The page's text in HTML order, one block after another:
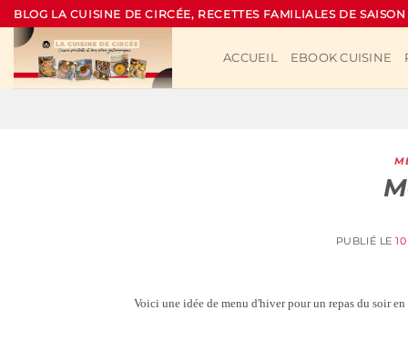
Passer
au
contenu
BLOG LA CUISINE DE CIRCÉE, RECETTES FAMILIALES DE SAISON
ACCUEIL EBOOK CUISINE
PUBLIÉ LE
Voici une idée de menu d'hiver pour un repas du soir